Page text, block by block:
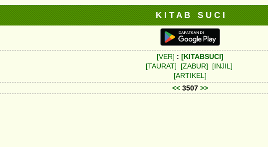
K I T A B S U C I
[VER] : [KITABSUCI]
[TAURAT]
[ZABUR]
[INJIL]
[ARTIKEL]
<< 3507 >>